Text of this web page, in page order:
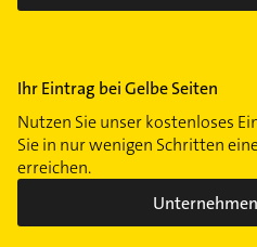
Ihr Eintrag bei Gelbe Seiten
Nutzen Sie unser kostenloses
Sie in nur wenigen Schritten
erreichen.